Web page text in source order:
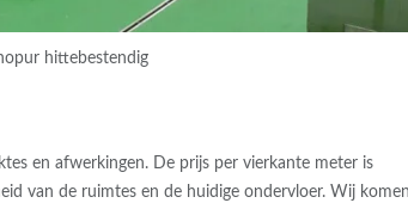
en afwerkingen. De prijs per vierkante meter is
van de ruimtes en de huidige ondervloer. Wij